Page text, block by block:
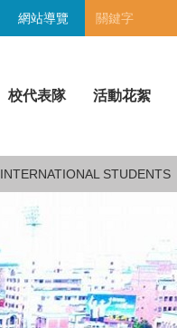
網站導覽
校代表隊 活動花絮
INTERNATIONAL STUDENTS